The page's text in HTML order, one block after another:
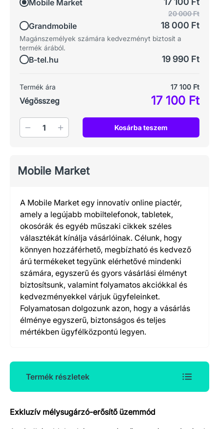
Mobile Market
Grandmobile
20 000 Ft
18 000 Ft
Magánszemélyek számára kedvezményt biztosít a
termék árából.
B-tel.hu 19 990 Ft
Termék ára 17 100 Ft
Végösszeg 17 100 Ft
Mennyiség Kosárba teszem
Mobile Market
A Mobile Market egy innovatív online piactér,
amely a legújabb mobiltelefonok, tabletek,
okosórák és egyéb műszaki cikkek széles
választékát kínálja vásárlóinak. Célunk, hogy
könnyen hozzáférhető, megbízható és kedvező
árú termékeket tegyünk elérhetővé mindenki
számára, egyszerű és gyors vásárlási élményt
biztosítsunk, valamint folyamatos akciókkal és
kedvezményekkel várjuk ügyfeleinket.
Folyamatosan dolgozunk azon, hogy a vásárlás
élménye egyszerű, biztonságos és teljes
mértékben ügyfélközpontú legyen.
Termék részletek
Termék részletek
Exkluzív mélysugárzó-erősítő üzemmód